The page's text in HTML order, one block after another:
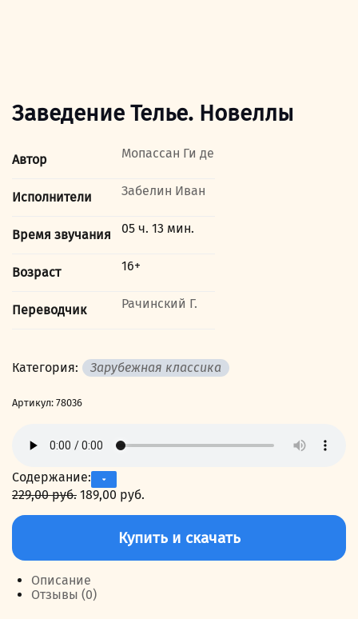
Заведение Телье. Новеллы
Автор Мопассан Ги де
Исполнители Забелин Иван
Время звучания 05 ч. 13 мин.
Возраст 16+
Переводчик Рачинский Г.
Категория: Зарубежная классика
Артикул: 78036
Содержание:
229,00руб. Первоначальная
229,00 руб..
189,00 руб.
Количество
Заведение
Телье.
Новеллы
Купить и скачать
Описание
Отзывы (0)